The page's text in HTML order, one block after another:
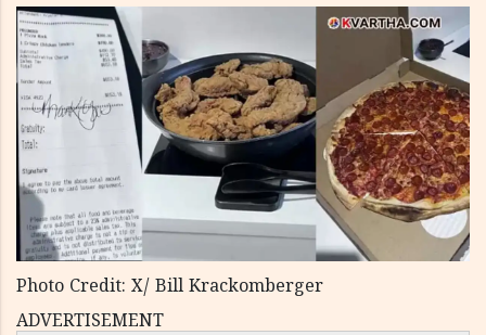
Photo Credit: X/ Bill Krackomberger
ADVERTISEMENT